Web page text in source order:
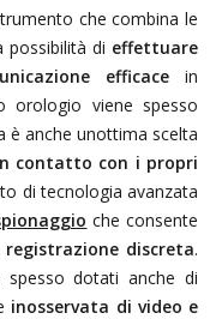
che combina le
possibilità di effettuare
efficace in
orologio viene spesso
è anche unottima scelta
contatto con i propri
di tecnologia avanzata
che consente
discreta.
spesso dotati anche di
inosservata di video e